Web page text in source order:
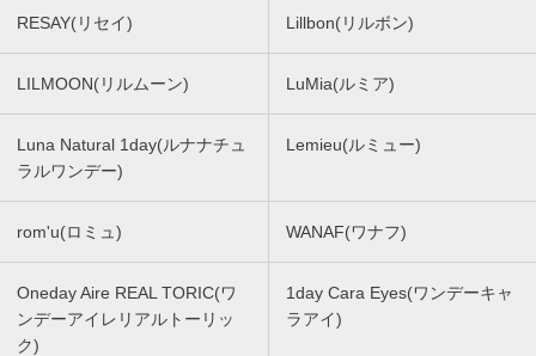
RESAY(リセイ) Lillbon(リルボン)
LILMOON(リルムーン) LuMia(ルミア)
Luna Natural 1day(ルナナチュ
ラルワンデー)
Lemieu(ルミュー)
rom'u(ロミュ) WANAF(ワナフ)
Oneday Aire REAL TORIC(ワ
ンデーアイレリアルトーリッ
ク)
1day Cara Eyes(ワンデーキャ
ラアイ)